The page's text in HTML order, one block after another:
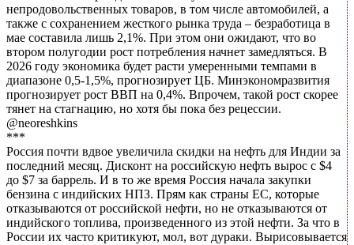
непродовольственных товаров, в том числе автомобилей, а
также с сохранением жесткого рынка труда – безработица в
мае составила лишь 2,1%. При этом они ожидают, что во
втором полугодии рост потребления начнет замедляться. В
2026 году экономика будет расти умеренными темпами в
диапазоне 0,5-1,5%, прогнозирует ЦБ. Минэкономразвития
прогнозирует рост ВВП на 0,4%. Впрочем, такой рост скорее
тянет на стагнацию, но хотя бы пока без рецессии.
@neoreshkins
***
Россия почти вдвое увеличила скидки на нефть для Индии за
последний месяц. Дисконт на российскую нефть вырос с $4
до $7 за баррель. И в то же время Россия начала закупки
бензина с индийских НПЗ. Прям как страны ЕС, которые
отказываются от российской нефти, но не отказываются от
индийского топлива, произведенного из этой нефти. За что в
России их часто критикуют, мол, вот дураки. Вырисовывается